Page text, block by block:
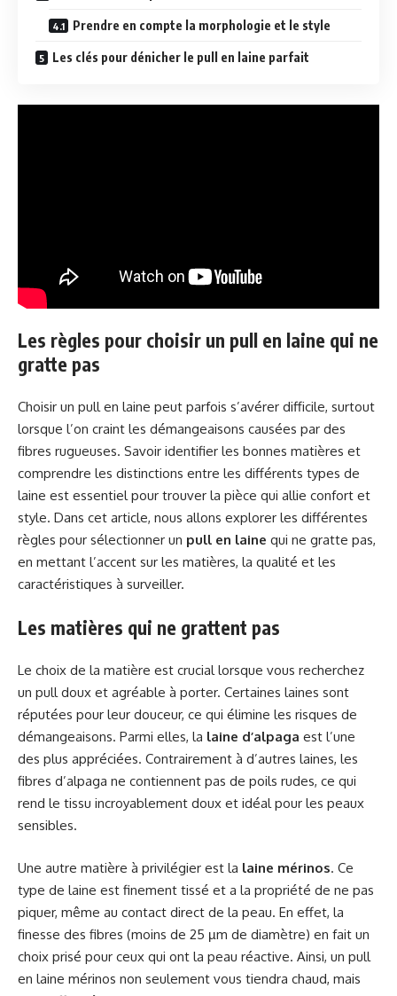
Prendre en compte la morphologie et le style
Les clés pour dénicher le pull en laine parfait
Les règles pour choisir un pull en laine qui ne
gratte pas
Choisir un pull en laine peut parfois s’avérer difficile, surtout
lorsque l’on craint les démangeaisons causées par des
fibres rugueuses. Savoir identifier les bonnes matières et
comprendre les distinctions entre les différents types de
laine est essentiel pour trouver la pièce qui allie confort et
style. Dans cet article, nous allons explorer les différentes
règles pour sélectionner un pull en laine qui ne gratte pas,
en mettant l’accent sur les matières, la qualité et les
caractéristiques à surveiller.
Les matières qui ne grattent pas
Le choix de la matière est crucial lorsque vous recherchez
un pull doux et agréable à porter. Certaines laines sont
réputées pour leur douceur, ce qui élimine les risques de
démangeaisons. Parmi elles, la laine d’alpaga est l’une
des plus appréciées. Contrairement à d’autres laines, les
fibres d’alpaga ne contiennent pas de poils rudes, ce qui
rend le tissu incroyablement doux et idéal pour les peaux
sensibles.
Une autre matière à privilégier est la laine mérinos. Ce
type de laine est finement tissé et a la propriété de ne pas
piquer, même au contact direct de la peau. En effet, la
finesse des fibres (moins de 25 µm de diamètre) en fait un
choix prisé pour ceux qui ont la peau réactive. Ainsi, un pull
en laine mérinos non seulement vous tiendra chaud, mais